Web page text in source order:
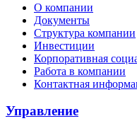
О компании
Документы
Структура компании
Инвестиции
Корпоративная
Работа в компании
Контактная
Управление